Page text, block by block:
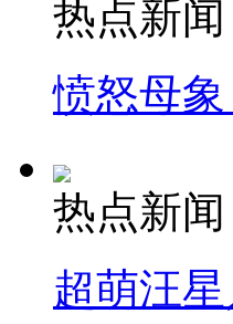
热点新闻
愤怒母
热点新闻
超萌汪